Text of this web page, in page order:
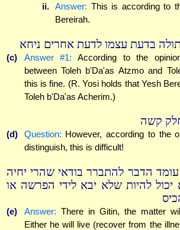
ii. Answer: This is according to
Bereirah.
בדעת עצמו לדעת אחרים ניחא
(c) Answer #1: According to the
between Toleh b'Da'as Atzmo and
this is fine. (R. Yosi holds that Yesh
Toleh b'Da'as Acherim.)
קשה
(d) Question: However, according to the
distinguish, this is difficult!
עומד הדבר להתברר בודאי שהרי יחיה
להיות שלא יבא לידי הפרשה או
(e) Answer: There in Gitin, the matter
Either he will live (recover from the